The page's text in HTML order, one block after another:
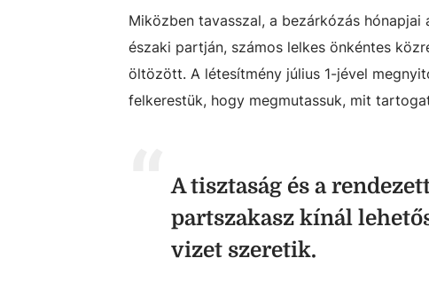
Miközben tavasszal, a bezárkózás
északi partján, számos lelkes önkéntes
öltözött. A létesítmény július 1-jével
felkerestük, hogy megmutassuk, mit
A tisztaság és a
partszakasz kínál
vizet szeretik.